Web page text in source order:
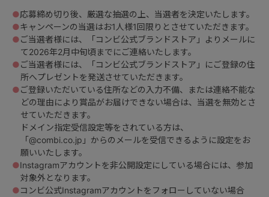
●応募締め切り後、厳選な抽選の上、当選者を決定いたします。
●キャンペーンの当選はお1人様1回限りとさせていただきます。
●ご当選者様には、「コンビ公式ブランドストア」よりメールに
て2026年2月中旬頃までにご連絡いたします。
●ご当選者様には、「コンビ公式ブランドストア」にご登録の住
所へプレゼントを発送させていただきます。
●ご登録いただいている住所などの入力不備、または連絡不能な
どの理由により賞品がお届けできない場合は、当選を無効とさ
せていただきます。
ドメイン指定受信設定等をされている方は、
「@combi.co.jp」からのメールを受信できるように設定をお
願いいたします。
●Instagramアカウントを非公開設定にしている場合には、参加
対象外となります。
●コンビ公式Instagramアカウントをフォローしていない場合